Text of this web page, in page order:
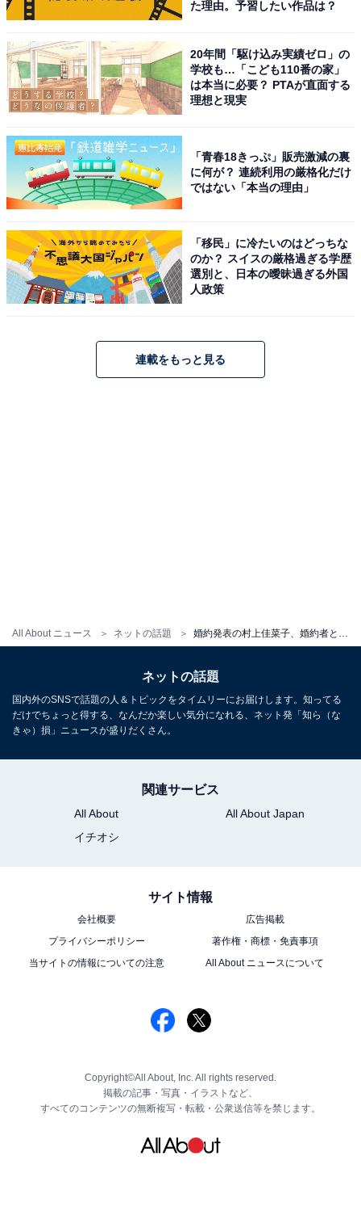
All About ニュース ネットの話題
た理由。予習したい作品は？
20年間「駆け込み実績ゼロ」の
学校も…「こども110番の家」
は本当に必要？ PTAが直面する
理想と現実
「青春18きっぷ」販売激減の裏
に何が？ 連続利用の厳格化だけ
ではない「本当の理由」
「移民」に冷たいのはどっちな
のか？ スイスの厳格過ぎる学歴
選別と、日本の曖昧過ぎる外国
人政策
連載をもっと見る
ネットの話題
国内外のSNSで話題の人＆トピックをタイムリーにお届けします。知ってる
だけでちょっと得する、なんだか楽しい気分になれる、ネット発「知ら（な
きゃ）損」ニュースが盛りだくさん。
関連サービス
All About
All About Japan
イチオシ
サイト情報
会社概要
広告掲載
プライバシーポリシー
著作権・商標・免責事項
当サイトの情報についての注意
All About ニュースについて
Copyright©All About, Inc. All rights reserved.
掲載の記事・写真・イラストなど、
すべてのコンテンツの無断複写・転載・公衆送信等を禁じます。